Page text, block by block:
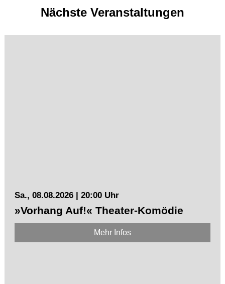
Nächste Veranstaltungen
Sa., 08.08.2026 | 20:00 Uhr
»Vorhang Auf!« Theater-Komödie
Mehr Infos